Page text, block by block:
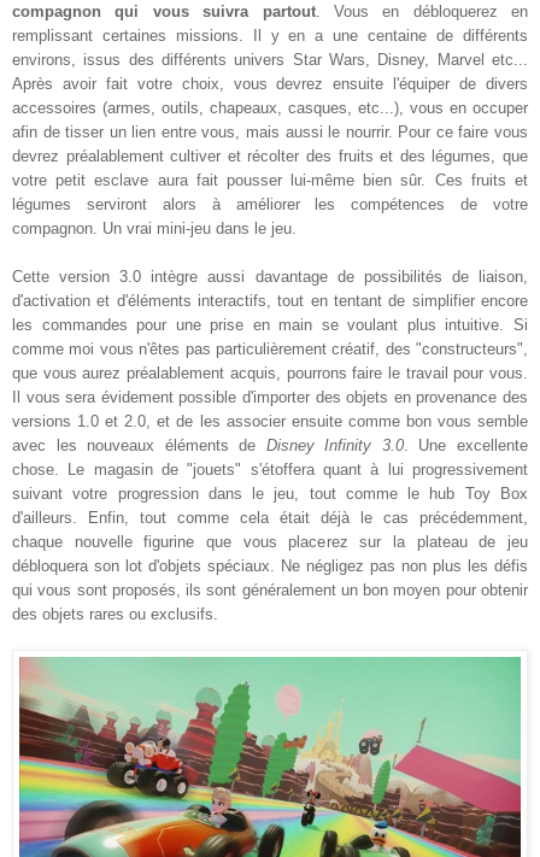
compagnon qui vous suivra partout. Vous en débloquerez en
remplissant certaines missions. Il y en a une centaine de différents
environs, issus des différents univers Star Wars, Disney, Marvel etc...
Après avoir fait votre choix, vous devrez ensuite l'équiper de divers
accessoires (armes, outils, chapeaux, casques, etc...), vous en occuper
afin de tisser un lien entre vous, mais aussi le nourrir. Pour ce faire vous
devrez préalablement cultiver et récolter des fruits et des légumes, que
votre petit esclave aura fait pousser lui-même bien sûr. Ces fruits et
légumes serviront alors à améliorer les compétences de votre
compagnon. Un vrai mini-jeu dans le jeu.
Cette version 3.0 intègre aussi davantage de possibilités de liaison,
d'activation et d'éléments interactifs, tout en tentant de simplifier encore
les commandes pour une prise en main se voulant plus intuitive. Si
comme moi vous n'êtes pas particulièrement créatif, des "constructeurs",
que vous aurez préalablement acquis, pourrons faire le travail pour vous.
Il vous sera évidement possible d'importer des objets en provenance des
versions 1.0 et 2.0, et de les associer ensuite comme bon vous semble
avec les nouveaux éléments de Disney Infinity 3.0. Une excellente
chose. Le magasin de "jouets" s'étoffera quant à lui progressivement
suivant votre progression dans le jeu, tout comme le hub Toy Box
d'ailleurs. Enfin, tout comme cela était déjà le cas précédemment,
chaque nouvelle figurine que vous placerez sur la plateau de jeu
débloquera son lot d'objets spéciaux. Ne négligez pas non plus les défis
qui vous sont proposés, ils sont généralement un bon moyen pour obtenir
des objets rares ou exclusifs.